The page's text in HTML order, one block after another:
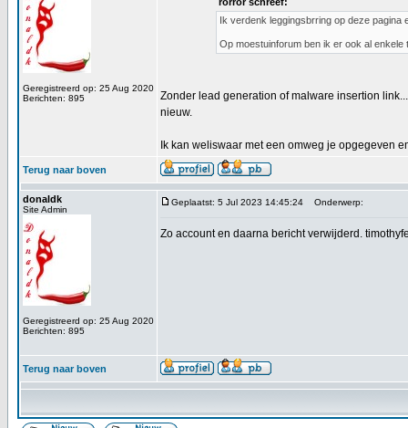
Geregistreerd op: 25 Aug 2020
Berichten: 895
Ik verdenk leggingsbrring op deze pagina
Op moestuinforum ben ik er ook al enkele
Zonder lead generation of malware insertion
nieuw.
Ik kan weliswaar met een omweg je opgegeven
Terug naar boven
donaldk
Site Admin
Geregistreerd op: 25 Aug 2020
Berichten: 895
Geplaatst: 5 Jul 2023 14:45:24 Onderwerp:
Zo account en daarna bericht verwijderd.
Terug naar boven